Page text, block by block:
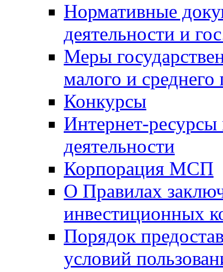
Нормативные
деятельности и
Меры
малого и среднего
Конкурсы
Интернет-
деятельности
Корпорация МСП
О Правилах
инвестиционных
Порядок
условий